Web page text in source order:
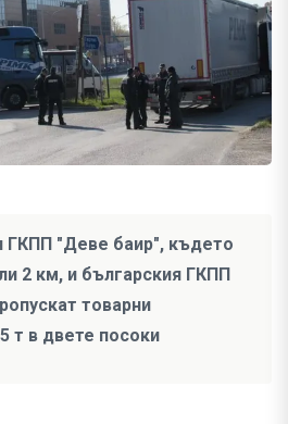
ГКПП "Деве баир", където
2 км, и българския ГКПП
товарни
т в двете посоки